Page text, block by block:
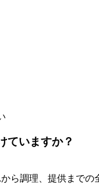
ていますか？
ら調理、提供までの